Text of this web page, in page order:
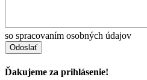
so spracovaním osobných údajov
Ďakujeme za prihlásenie!